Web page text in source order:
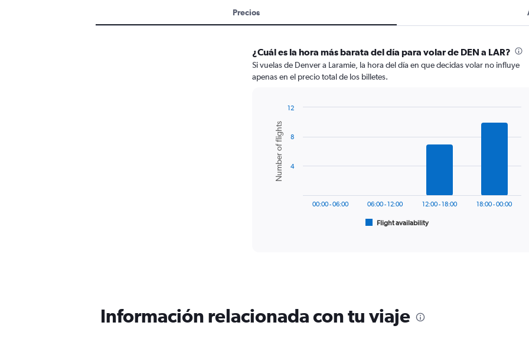
Precios
¿Cuál es la hora más barata del día para volar de DEN a LAR?
Si vuelas de Denver a Laramie, la hora del día en que decidas volar no influye
apenas en el precio total de los billetes.
chart
with
bars.
The
chart
has
Chart
graphic.
Number of flights
Flight availability
00:00 - 06:00 06:00 - 12:00 12:00 - 18:00 18:00 - 00:00
4
8
12
Información relacionada con tu viaje